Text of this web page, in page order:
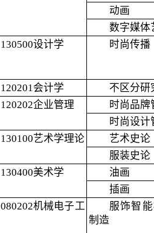
动画
数字媒体
130500设计学 时尚传播
120201会计学
不区分研
120202企业管理
时尚品牌
时尚设计
130100艺术学理论
艺术史论
服装史论
130400美术学
油画
插画
080202机械电子工
服饰智
制造